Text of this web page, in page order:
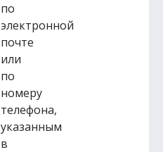
по
электронной
почте
или
по
номеру
телефона,
указанным
в